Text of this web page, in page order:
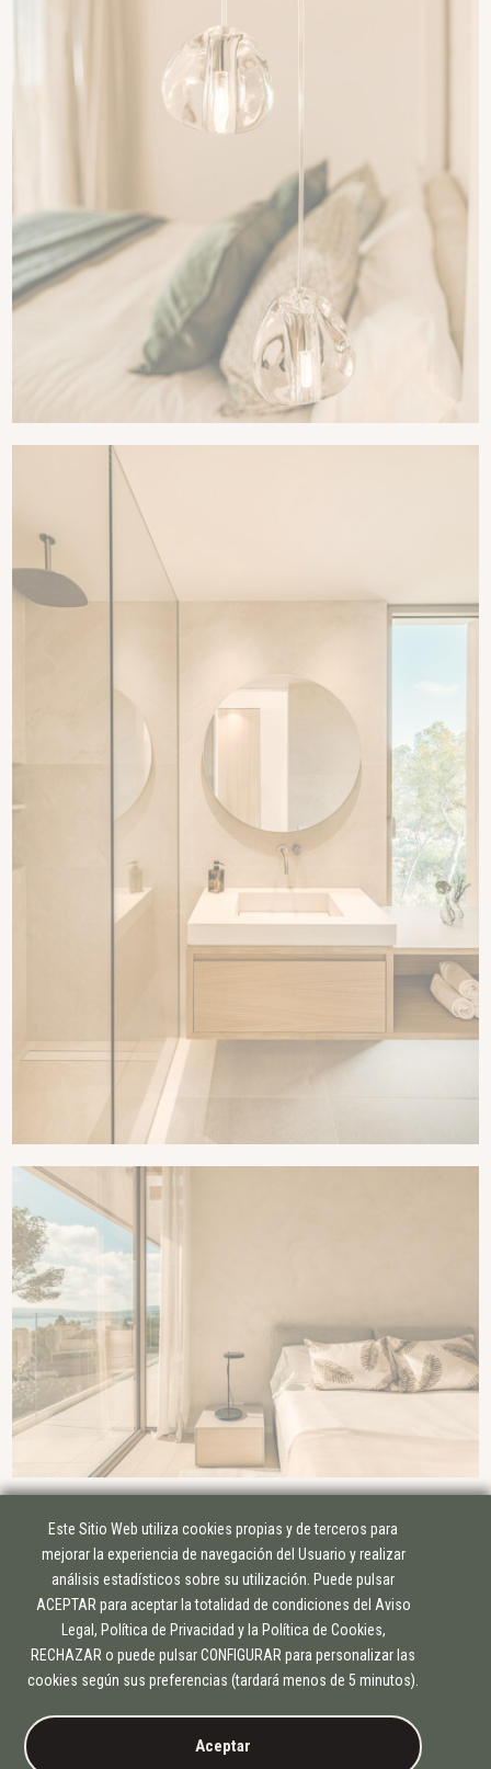
GRUPO CORPORATIVO
EDIFICAM
INFORMACIÓN
Este Sitio Web utiliza cookies propias y de terceros para
mejorar la experiencia de navegación del Usuario y realizar
análisis estadísticos sobre su utilización. Puede pulsar
ACEPTAR para aceptar la totalidad de condiciones del Aviso
Legal, Política de Privacidad y la Política de Cookies,
RECHAZAR o puede pulsar CONFIGURAR para personalizar las
cookies según sus preferencias (tardará menos de 5 minutos).
Aceptar